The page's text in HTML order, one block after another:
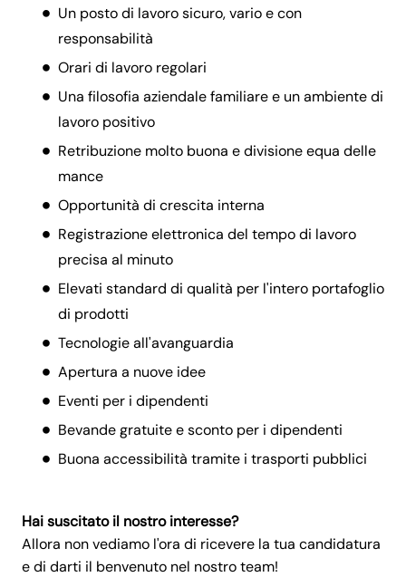
Un posto di lavoro sicuro, vario e con
responsabilità
Orari di lavoro regolari
Una filosofia aziendale familiare e un ambiente di
lavoro positivo
Retribuzione molto buona e divisione equa delle
mance
Opportunità di crescita interna
Registrazione elettronica del tempo di lavoro
precisa al minuto
Elevati standard di qualità per l'intero portafoglio
di prodotti
Tecnologie all'avanguardia
Apertura a nuove idee
Eventi per i dipendenti
Bevande gratuite e sconto per i dipendenti
Buona accessibilità tramite i trasporti pubblici
Hai suscitato il nostro interesse?
Allora non vediamo l'ora di ricevere la tua candidatura
e di darti il benvenuto nel nostro team!